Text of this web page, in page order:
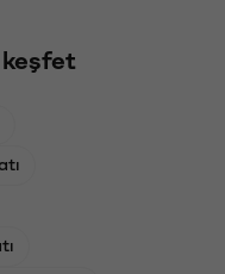
keşfet